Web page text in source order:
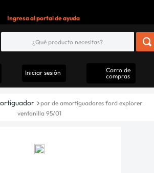
Ingresa al portal de ayuda
Iniciar sesión
Carro de
compras
par de amortiguadores ford explorer
ventanilla 95/01